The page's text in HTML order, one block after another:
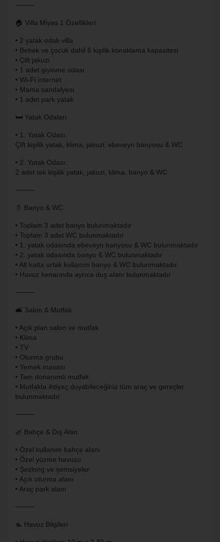
⸻
🏠 Villa Miyas 1 Özellikleri
• 2 yatak odalı villa
• Bebek ve çocuk dahil 6 kişilik konaklama kapasitesi
• Çift jakuzi
• 1 adet giyinme odası
• Wi-Fi internet
• Mama sandalyesi
• 1 adet park yatak
🛏️ Yatak Odaları
• 1. Yatak Odası:
Çift kişilik yatak, klima, jakuzi, ebeveyn banyosu & WC
• 2. Yatak Odası:
2 adet tek kişilik yatak, jakuzi, klima, banyo & WC
⸻
🚿 Banyo & WC
• Toplam 3 adet banyo bulunmaktadır
• Toplam 3 adet WC bulunmaktadır
• 1. yatak odasında ebeveyn banyosu & WC bulunmaktadır
• 2. yatak odasında banyo & WC bulunmaktadır
• Alt katta ortak kullanım banyo & WC bulunmaktadır
• Havuz kenarında ayrıca duş alanı bulunmaktadır
⸻
🛋️ Salon & Mutfak
• Açık plan salon ve mutfak
• Klima
• TV
• Oturma grubu
• Yemek masası
• Tam donanımlı mutfak
• Mutfakta ihtiyaç duyabileceğiniz tüm araç ve gereçler
bulunmaktadır
⸻
🌿 Bahçe & Dış Alan
• Özel kullanım bahçe alanı
• Özel yüzme havuzu
• Şezlong ve şemsiyeler
• Açık oturma alanı
• Araç park alanı
⸻
🏊 Havuz Bilgileri